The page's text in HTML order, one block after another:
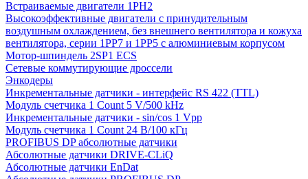
Встраиваемые двигатели 1PH2
Высокоэффективные двигатели с принудительным
воздушным охлаждением, без внешнего вентилятора и кожуха
вентилятора, серии 1PP7 и 1PP5 с алюминиевым корпусом
Мотор-шпиндель 2SP1 ECS
Сетевые коммутирующие дроссели
Энкодеры
Инкрементальные датчики - интерфейс RS 422 (TTL)
Модуль счетчика 1 Count 5 V/500 kHz
Инкрементальные датчики - sin/cos 1 Vpp
Модуль счетчика 1 Count 24 В/100 кГц
PROFIBUS DP абсолютные датчики
Абсолютные датчики DRIVE-CLiQ
Абсолютные датчики EnDat